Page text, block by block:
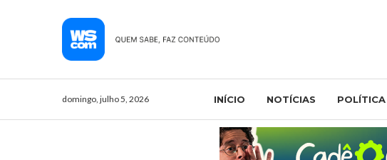
domingo, julho 5, 2026 INÍCIO NOTÍCIAS POLÍTICA